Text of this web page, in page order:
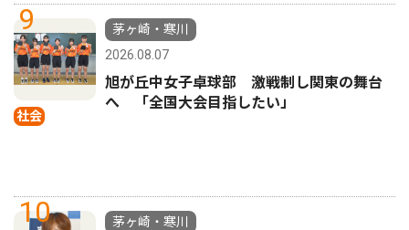
9
社会
茅ヶ崎・寒川
2026.08.07
旭が丘中女子卓球部 激戦制し関東の舞台
へ 「全国大会目指したい」
10
茅ヶ崎・寒川